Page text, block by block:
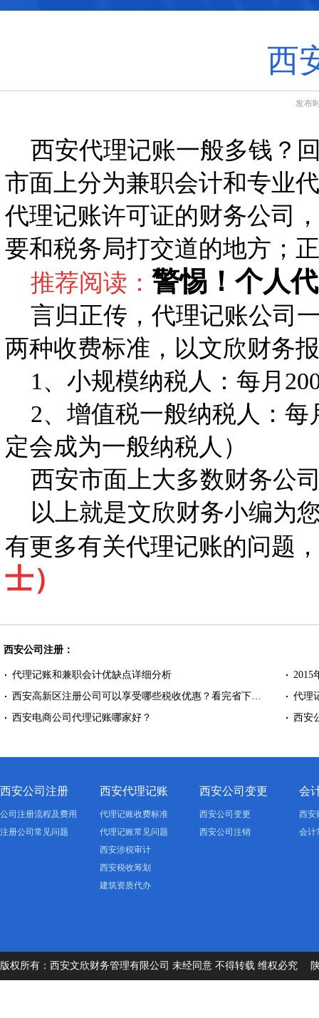
西
发布
西安代理记账一般多钱？
市面上分为兼职会计和专业
代理记账许可证的财务公司
要和税务局打交道的地方；
推荐阅读： 警惕！个人
言归正传，代理记账公司
两种收费标准，以文欣财务
1、小规模纳税人：每月
2、增值税一般纳税人：每
定会成为一般纳税人）
西安市面上大多数财务公
以上就是文欣财务小编为
有更多有关代理记账的问题
士）
西安公司注册：
代理记账和兼职会计优缺点详细分析
2015
西安高新区注册公司可以享受哪些税收优惠？看完省下…
代理
西安电商公司代理记账哪家好？
西安
西安公司注册
公司注册流程及费用
注册公司常见问题
西安代理记账
代理记账收费标准
代理记账常见问题
西安涉税审计
西安税收筹划
建筑资质代办
西安公司变更
西安公司变更
西安公司注销
会
西安
会计
版权所有：西安文欣财务管理有限公司 未经同意 不得转载 维权必究